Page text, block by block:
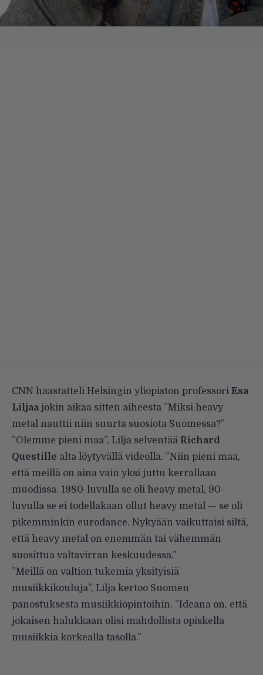
CNN haastatteli Helsingin yliopiston professori Esa
Liljaajokin aikaa sitten aiheesta ”Miksi heavy
metal nauttii niin suurta suosiota Suomessa?”
”Olemme pieni maa”, Lilja selventää Richard
Questille alta löytyvällä videolla. ”Niin pieni maa,
että meillä on aina vain yksi juttu kerrallaan
muodissa. 1980-luvulla se oli heavy metal, 90-
luvulla se ei todellakaan ollut heavy metal — se oli
pikemminkin eurodance. Nykyään vaikuttaisi siltä,
että heavy metal on enemmän tai vähemmän
suosittua valtavirran keskuudessa.”
”Meillä on valtion tukemia yksityisiä
musiikkikouluja”, Lilja kertoo Suomen
panostuksesta musiikkiopintoihin. ”Ideana on, että
jokaisen halukkaan olisi mahdollista opiskella
musiikkia korkealla tasolla.”